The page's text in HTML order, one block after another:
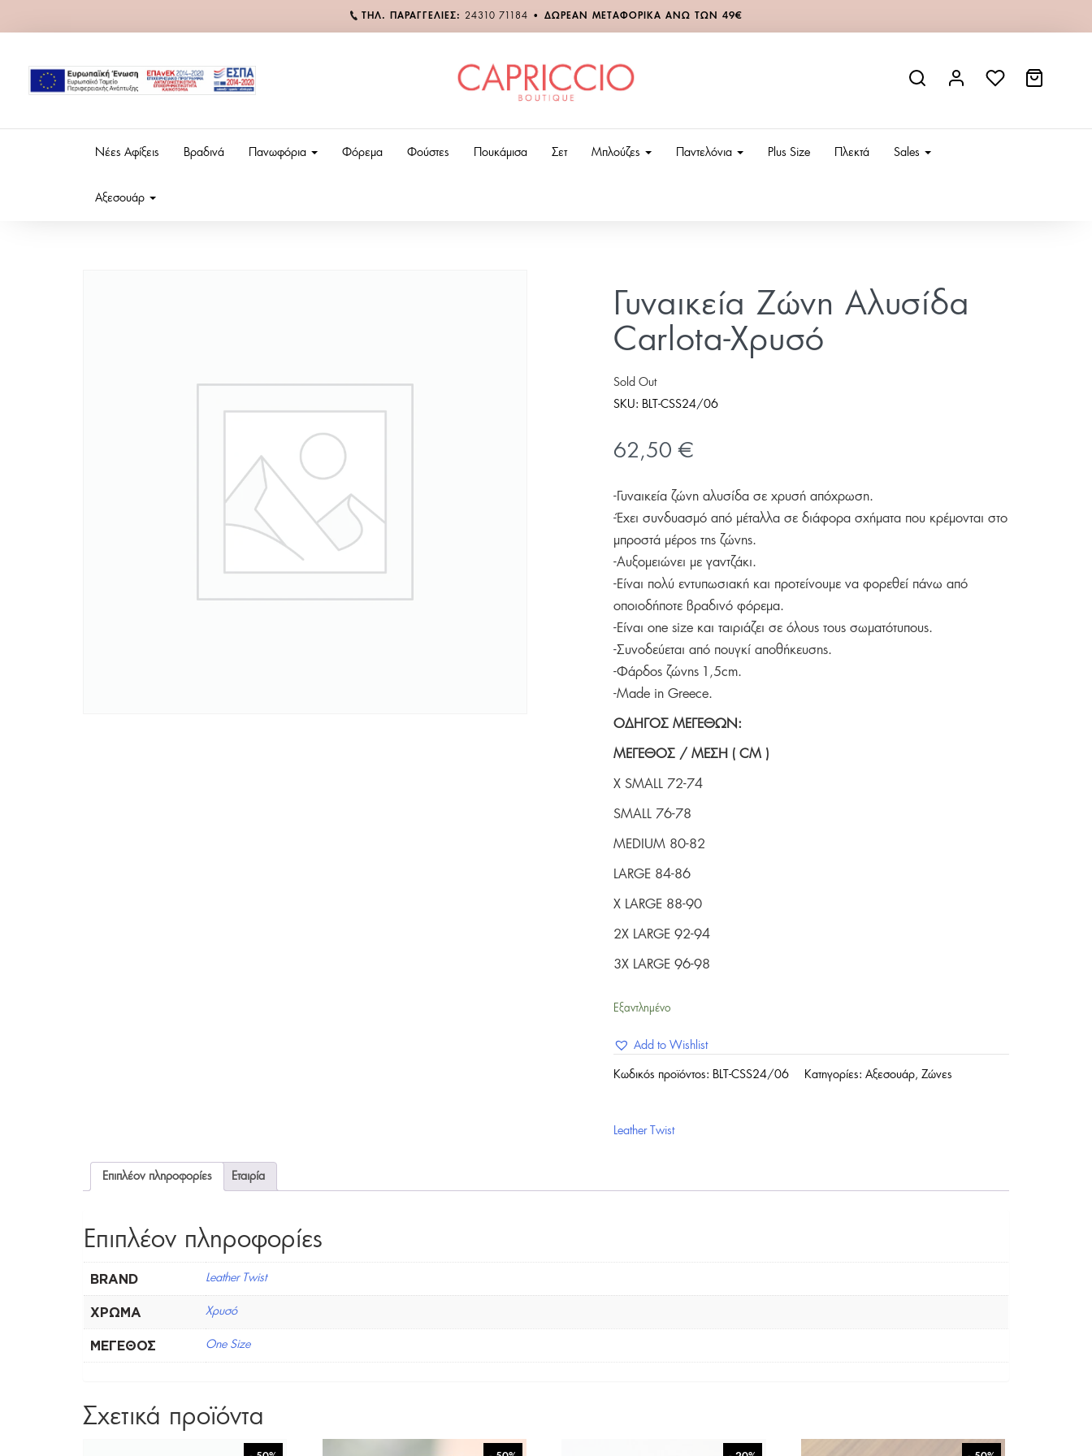
ΤΗΛ. ΠΑΡΑΓΓΕΛΙΕΣ: 24310 71184 • ΔΩΡΕΑΝ ΜΕΤΑΦΟΡΙΚΑ ΑΝΩ ΤΩΝ 49€
Νέες Αφίξεις Βραδινά Πανωφόρια Φόρεμα Φούστες Πουκάμισα Σετ Μπλούζες Παντελόνια Plus Size Πλεκτά Sales
Αξεσουάρ
Γυναικεία Ζώνη Αλυσίδα
Carlota-Χρυσό
Sold Out
SKU: BLT-CSS24/06
62,50€
-Γυναικεία ζώνη αλυσίδα σε χρυσή απόχρωση.
-Έχει συνδυασμό από μέταλλα σε διάφορα σχήματα που κρέμονται στο
μπροστά μέρος της ζώνης.
-Αυξομειώνει με γαντζάκι.
-Είναι πολύ εντυπωσιακή και προτείνουμε να φορεθεί πάνω από
οποιοδήποτε βραδινό φόρεμα.
-Είναι one size και ταιριάζει σε όλους τους σωματότυπους.
-Συνοδεύεται από πουγκί αποθήκευσης.
-Φάρδος ζώνης 1,5cm.
-Made in Greece.
ΟΔΗΓΟΣ ΜΕΓΕΘΩΝ:
ΜΕΓEΘΟΣ / ΜΕΣΗ ( CM )
X SMALL 72-74
SMALL 76-78
MEDIUM 80-82
LARGE 84-86
X LARGE 88-90
2X LARGE 92-94
3X LARGE 96-98
Εξαντλημένο
Add to Wishlist
Κωδικός προϊόντος: BLT-CSS24/06 Κατηγορίες: Αξεσουάρ, Ζώνες
Leather Twist
Επιπλέον πληροφορίες Εταιρία
Επιπλέον πληροφορίες
BRAND Leather Twist
ΧΡΏΜΑ Χρυσό
ΜΈΓΕΘΟΣ One Size
Σχετικά προϊόντα